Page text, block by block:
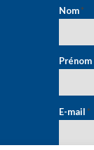
Nom*
Prénom
E-mail*